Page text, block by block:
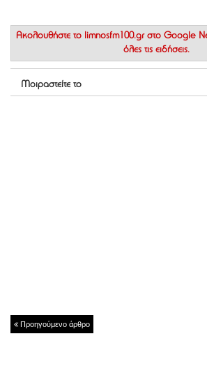
Ακολουθήστε το limnosfm100.gr στο Google
όλες τις ειδήσεις.
Μοιραστείτε το
Προηγούμενο άρθρο